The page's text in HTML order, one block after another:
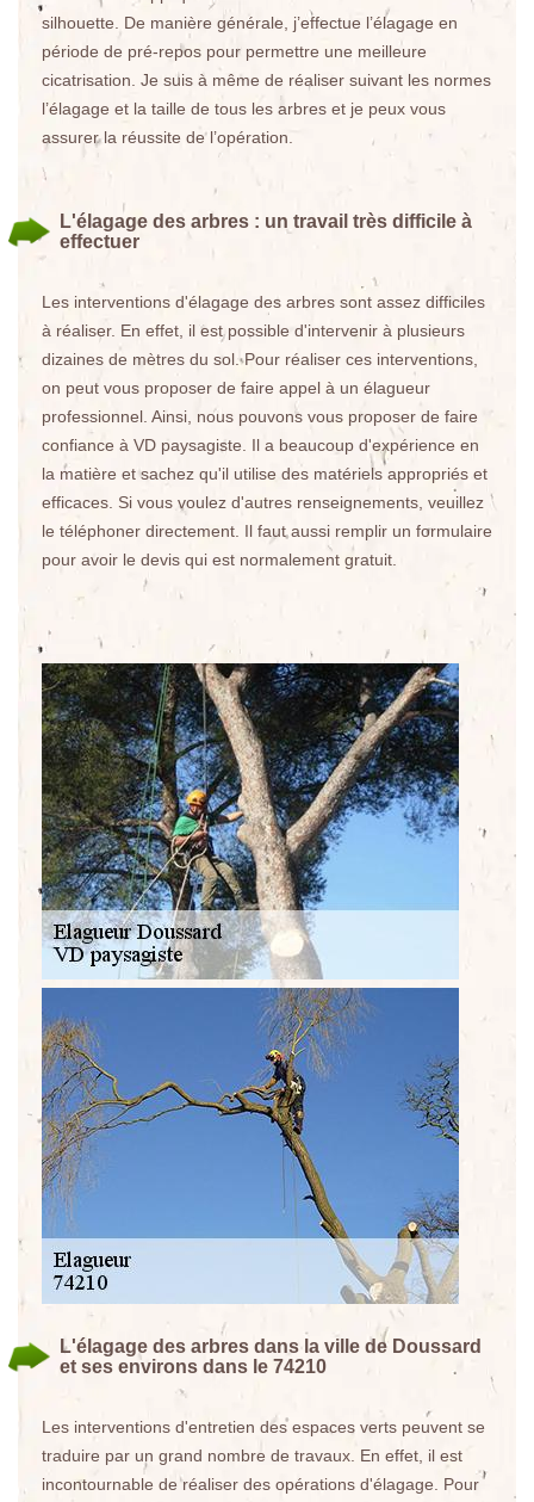
silhouette. De manière générale, j’effectue l’élagage en
période de pré-repos pour permettre une meilleure
cicatrisation. Je suis à même de réaliser suivant les normes
l’élagage et la taille de tous les arbres et je peux vous
assurer la réussite de l’opération.
L'élagage des arbres : un travail très difficile à
effectuer
Les interventions d'élagage des arbres sont assez difficiles
à réaliser. En effet, il est possible d'intervenir à plusieurs
dizaines de mètres du sol. Pour réaliser ces interventions,
on peut vous proposer de faire appel à un élagueur
professionnel. Ainsi, nous pouvons vous proposer de faire
confiance à VD paysagiste. Il a beaucoup d'expérience en
la matière et sachez qu'il utilise des matériels appropriés et
efficaces. Si vous voulez d'autres renseignements, veuillez
le téléphoner directement. Il faut aussi remplir un formulaire
pour avoir le devis qui est normalement gratuit.
L'élagage des arbres dans la ville de Doussard
et ses environs dans le 74210
Les interventions d'entretien des espaces verts peuvent se
traduire par un grand nombre de travaux. En effet, il est
incontournable de réaliser des opérations d'élagage. Pour